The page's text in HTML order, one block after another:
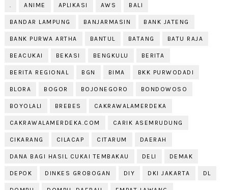
. ANIME APLIKASI AWS BALI
BANDAR LAMPUNG BANJARMASIN BANK JATENG
BANK PURWA ARTHA BANTUL BATANG BATU RAJA
BEACUKAI BEKASI BENGKULU BERITA
BERITA REGIONAL BGN BIMA BKK PURWODADI
BLORA BOGOR BOJONEGORO BONDOWOSO
BOYOLALI BREBES CAKRAWALAMERDEKA
CAKRAWALAMERDEKA.COM CARIK ASEMRUDUNG
CIKARANG CILACAP CITARUM DAERAH
DANA BAGI HASIL CUKAI TEMBAKAU DELI DEMAK
DEPOK DINKES GROBOGAN DIY DKI JAKARTA DL